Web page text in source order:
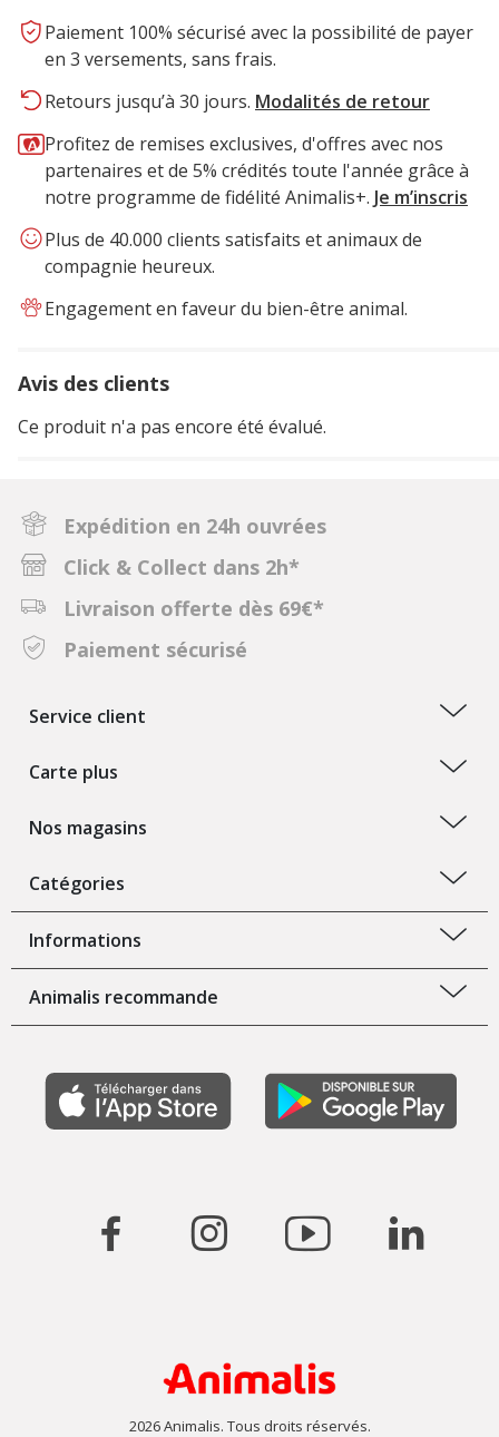
Paiement 100% sécurisé avec la possibilité de payer
en 3 versements, sans frais.
Retours jusqu’à 30 jours. Modalités de retour
Profitez de remises exclusives, d'offres avec nos
partenaires et de 5% crédités toute l'année grâce à
notre programme de fidélité Animalis+. Je m’inscris
Plus de 40.000 clients satisfaits et animaux de
compagnie heureux.
Engagement en faveur du bien-être animal.
Avis des clients
Ce produit n'a pas encore été évalué.
Expédition en 24h ouvrées
Click & Collect dans 2h*
Livraison offerte dès 69€*
Paiement sécurisé
Service client
Carte plus
Nos magasins
Catégories
Informations
Animalis recommande
2026 Animalis. Tous droits réservés.